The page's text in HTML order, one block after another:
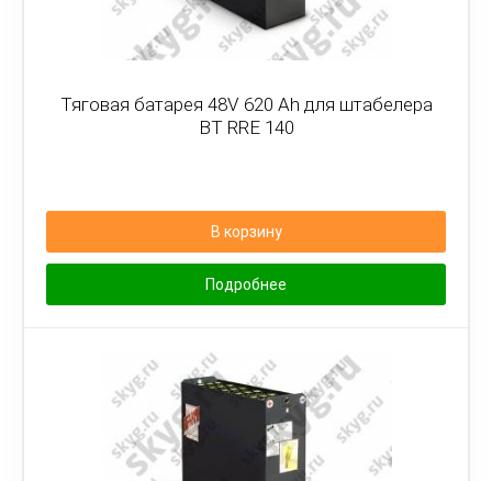
Тяговая батарея 48V 620 Ah для штабелера
BT RRE 140
В корзину
Подробнее